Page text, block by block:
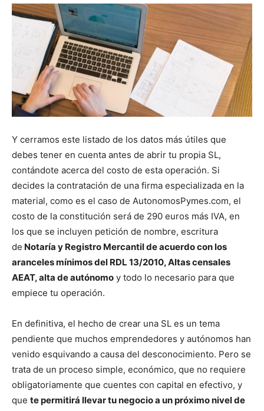
Y cerramos este listado de los datos más útiles que
debes tener en cuenta antes de abrir tu propia SL,
contándote acerca del costo de esta operación. Si
decides la contratación de una firma especializada en la
material, como es el caso de AutonomosPymes.com, el
costo de la constitución será de 290 euros más IVA, en
los que se incluyen petición de nombre, escritura
de Notaría y Registro Mercantil de acuerdo con los
aranceles mínimos del RDL 13/2010, Altas censales
AEAT, alta de autónomo y todo lo necesario para que
empiece tu operación.
En definitiva, el hecho de crear una SL es un tema
pendiente que muchos emprendedores y autónomos han
venido esquivando a causa del desconocimiento. Pero se
trata de un proceso simple, económico, que no requiere
obligatoriamente que cuentes con capital en efectivo, y
que te permitirá llevar tu negocio a un próximo nivel de